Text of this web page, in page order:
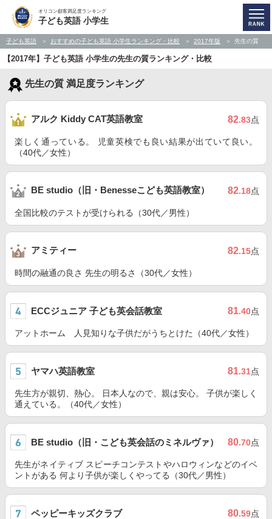
オリコン顧客満足度ランキング
子ども英語 小学生
子ども英語 おすすめの子ども英語 小学生ランキング・比較 2017年版 先生の質
【2017年】子ども英語 小学生の先生の質ランキング・比較
先生の質 満足度ランキング
アルク Kiddy CAT英語教室 82.83点
楽しく通っている。 児童英検でも良い結果が出ていて良い。
（40代／女性）
BE studio（旧・Benesseこども英語教室） 82.18点
全国比較のテストが受けられる（30代／男性）
アミティー 82.15点
時間の融通の良さ 先生の明るさ（30代／女性）
ECCジュニア 子ども英会話教室 81.40点
アットホーム 人見知りな子供だがうちとけた（40代／女性）
ヤマハ英語教室 81.31点
先生方が親切、熱心。 日本人なので、親は安心。 子供が楽しく
通えている。（40代／女性）
BE studio（旧・こども英会話のミネルヴァ） 80.70点
先生がネイティブ スピーチコンテストやハロウィンなどのイベ
ントがある 何より子供が楽しくやってる（30代／男性）
ペッピーキッズクラブ 80.59点